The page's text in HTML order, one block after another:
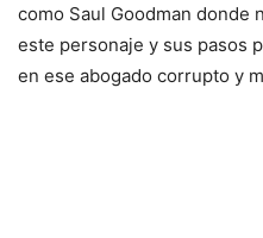
como Saul Goodman donde
este personaje y sus pasos
en ese abogado corrupto y